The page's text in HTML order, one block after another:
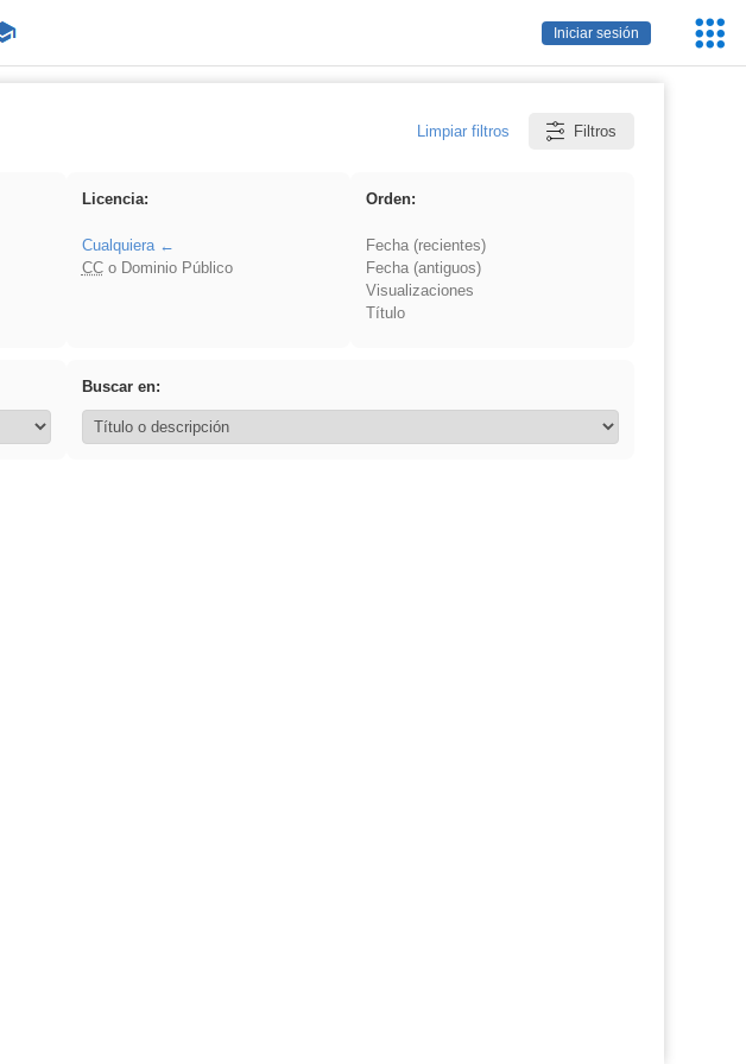
Iniciar sesión
Limpiar filtros Filtros
Licencia:
Cualquiera
CCo Dominio Público
Orden:
Fecha (recientes)
Fecha (antiguos)
Visualizaciones
Título
Buscar en: